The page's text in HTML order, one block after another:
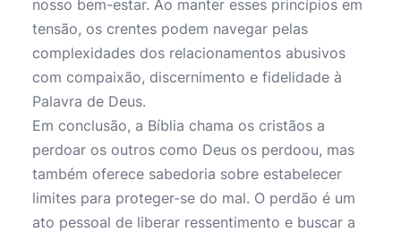
nosso bem-estar. Ao manter esses princípios em
tensão, os crentes podem navegar pelas
complexidades dos relacionamentos abusivos
com compaixão, discernimento e fidelidade à
Palavra de Deus.
Em conclusão, a Bíblia chama os cristãos a
perdoar os outros como Deus os perdoou, mas
também oferece sabedoria sobre estabelecer
limites para proteger-se do mal. O perdão é um
ato pessoal de liberar ressentimento e buscar a